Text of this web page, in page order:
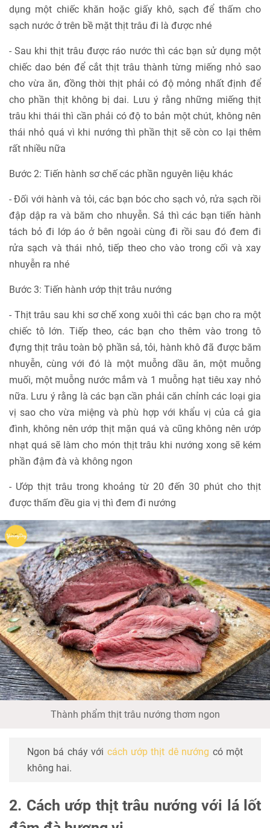
dụng một chiếc khăn hoặc giấy khô, sạch để thấm cho
sạch nước ở trên bề mặt thịt trâu đi là được nhé
- Sau khi thịt trâu được ráo nước thì các bạn sử dụng một
chiếc dao bén để cắt thịt trâu thành từng miếng nhỏ sao
cho vừa ăn, đồng thời thịt phải có độ mỏng nhất định để
cho phần thịt không bị dai. Lưu ý rằng những miếng thịt
trâu khi thái thì cần phải có độ to bản một chút, không nên
thái nhỏ quá vì khi nướng thì phần thịt sẽ còn co lại thêm
rất nhiều nữa
Bước 2: Tiến hành sơ chế các phần nguyên liệu khác
- Đối với hành và tỏi, các bạn bóc cho sạch vỏ, rửa sạch rồi
đập dập ra và băm cho nhuyễn. Sả thì các bạn tiến hành
tách bỏ đi lớp áo ở bên ngoài cùng đi rồi sau đó đem đi
rửa sạch và thái nhỏ, tiếp theo cho vào trong cối và xay
nhuyễn ra nhé
Bước 3: Tiến hành ướp thịt trâu nướng
- Thịt trâu sau khi sơ chế xong xuôi thì các bạn cho ra một
chiếc tô lớn. Tiếp theo, các bạn cho thêm vào trong tô
đựng thịt trâu toàn bộ phần sả, tỏi, hành khô đã được băm
nhuyễn, cùng với đó là một muỗng dầu ăn, một muỗng
muối, một muỗng nước mắm và 1 muỗng hạt tiêu xay nhỏ
nữa. Lưu ý rằng là các bạn cần phải căn chỉnh các loại gia
vị sao cho vừa miệng và phù hợp với khẩu vị của cả gia
đình, không nên ướp thịt mặn quá và cũng không nên ướp
nhạt quá sẽ làm cho món thịt trâu khi nướng xong sẽ kém
phần đậm đà và không ngon
- Ướp thịt trâu trong khoảng từ 20 đến 30 phút cho thịt
được thấm đều gia vị thì đem đi nướng
Thành phẩm thịt trâu nướng thơm ngon
Ngon bá cháy với cách ướp thịt dê nướng có một
không hai.
2. Cách ướp thịt trâu nướng với lá lốt